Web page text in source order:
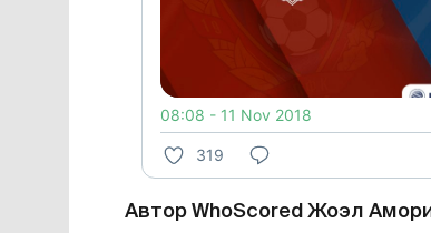
08:08 - 11 Nov 2018
319
Автор WhoScored Жоэл